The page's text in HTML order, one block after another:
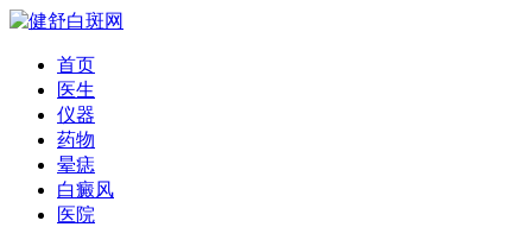
首页
医生
仪器
药物
晕痣
白癜风
医院